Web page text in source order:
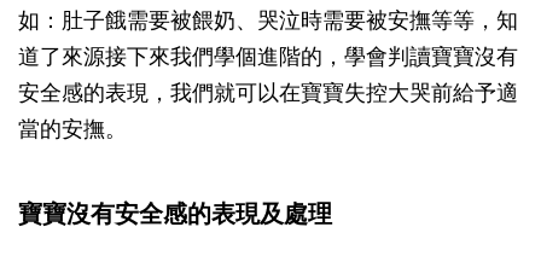
如：肚子餓需要被餵奶、哭泣時需要被安撫等等，知
道了來源接下來我們學個進階的，學會判讀寶寶沒有
安全感的表現，我們就可以在寶寶失控大哭前給予適
當的安撫。
寶寶沒有安全感的表現及處理